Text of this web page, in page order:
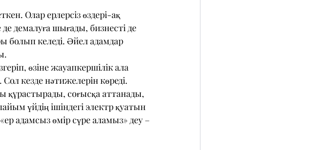
Олар ерлерсіз өздері-ақ
демалуға шығады, бизнесті де
болып келеді. Әйел адамдар
өзіне жауапкершілік ала
кезде нәтижелерін көреді.
құрастырады, соғысқа аттанады,
үйдің ішіндегі электр қуатын
адамсыз өмір сүре аламыз» деу –